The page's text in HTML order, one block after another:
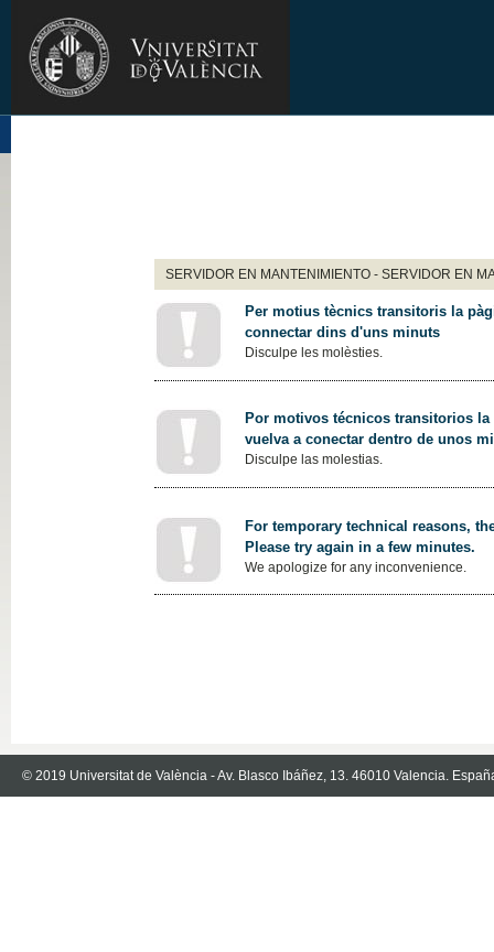
SERVIDOR EN MANTENIMIENTO - SERVIDOR EN
Per motius tècnics transitoris la
connectar dins d'uns minuts
Disculpe les molèsties.
Por motivos técnicos transitorios
vuelva a conectar dentro de unos
Disculpe las molestias.
For temporary technical reasons,
Please try again in a few minutes.
We apologize for any inconvenience.
© 2019 Universitat de València - Av. Blasco Ibáñez, 13. 46010 Valencia.